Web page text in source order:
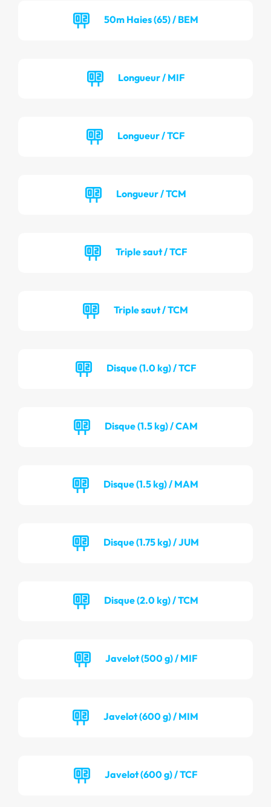
50m Haies (65) / BEM
Longueur / MIF
Longueur / TCF
Longueur / TCM
Triple saut / TCF
Triple saut / TCM
Disque (1.0 kg) / TCF
Disque (1.5 kg) / CAM
Disque (1.5 kg) / MAM
Disque (1.75 kg) / JUM
Disque (2.0 kg) / TCM
Javelot (500 g) / MIF
Javelot (600 g) / MIM
Javelot (600 g) / TCF